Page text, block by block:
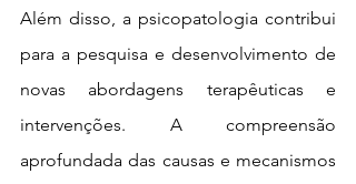
Além disso, a psicopatologia contribui
para a pesquisa e desenvolvimento de
novas abordagens terapêuticas e
intervenções. A compreensão
aprofundada das causas e mecanismos